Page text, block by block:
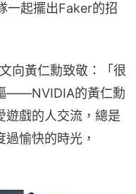
一起擺出Faker的招
向黃仁勳致敬：「很
——NVIDIA的黃仁勳
遊戲的人交流，總是
愉快的時光，